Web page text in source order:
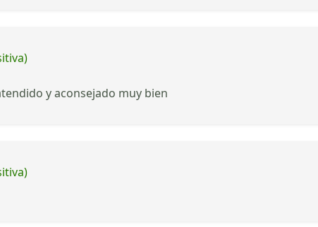
y aconsejado muy bien